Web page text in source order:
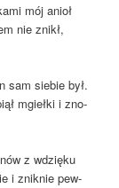
mój anioł
nie znikł,
sam sie­bie był.
mgieł­ki i zno­
z wdzię­ku
i znik­nie pew­